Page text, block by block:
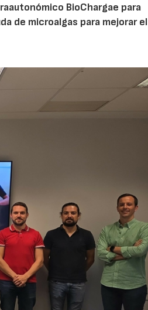
BioChargae para
de microalgas para mejorar el